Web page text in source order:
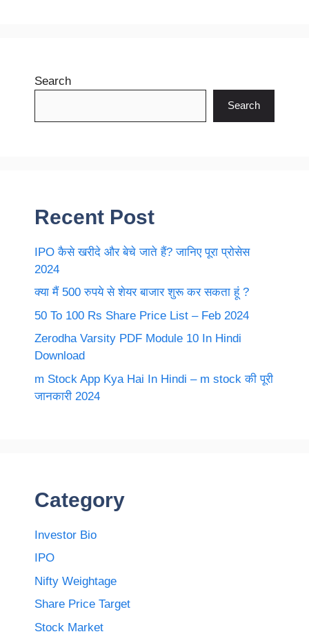
Search
Search
Recent Post
IPO कैसे खरीदे और बेचे जाते हैं? जानिए पूरा प्रोसेस
2024
क्या मैं 500 रुपये से शेयर बाजार शुरू कर सकता हूं ?
50 To 100 Rs Share Price List – Feb 2024
Zerodha Varsity PDF Module 10 In Hindi
Download
m Stock App Kya Hai In Hindi – m stock की पूरी
जानकारी 2024
Category
Investor Bio
IPO
Nifty Weightage
Share Price Target
Stock Market